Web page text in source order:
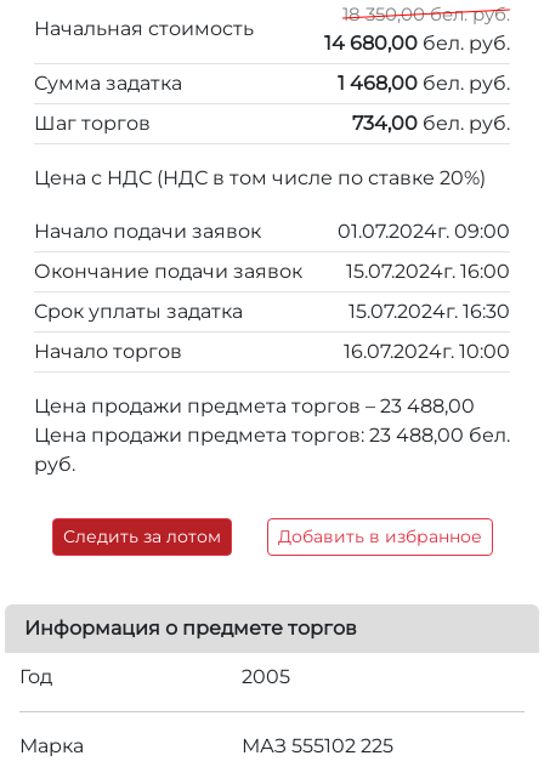
Начальная стоимость
18 350,00 бел. руб.
14 680,00 бел. руб.
Сумма задатка
1 468,00 бел. руб.
Шаг торгов
734,00 бел. руб.
Цена с НДС (НДС в том числе по ставке 20%)
Начало подачи заявок
01.07.2024г. 09:00
Окончание подачи заявок
15.07.2024г. 16:00
Срок уплаты задатка
15.07.2024г. 16:30
Начало торгов
16.07.2024г. 10:00
Цена продажи предмета торгов – 23 488,00
Цена продажи предмета торгов: 23 488,00 бел.
руб.
Следить за лотом Добавить в избранное
Информация о предмете торгов
Год 2005
Марка МАЗ 555102 225